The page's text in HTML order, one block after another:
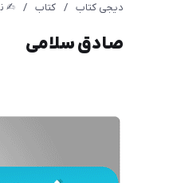
دیجی کتاب / کتاب /
✍︎
صادق سلامی